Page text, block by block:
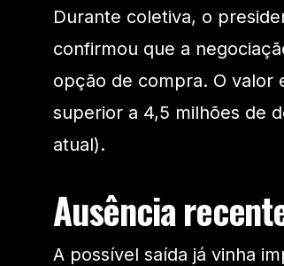
Durante coletiva, o
confirmou que a
opção de compra. O valor
superior a 4,5 milhões de
atual).
Ausência
A possível saída já vinha